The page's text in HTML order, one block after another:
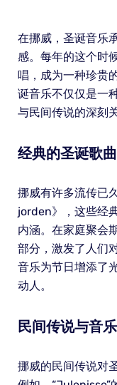
在挪威，圣诞音乐
感。每年的这个时
唱，成为一种珍贵
诞音乐不仅仅是一
与民间传说的深刻关
经典的圣诞歌曲
挪威有许多流传已
jorden》，这些经
内涵。在家庭聚会
部分，激发了人们
音乐为节日增添了
动人。
民间传说与音
挪威的民间传说对